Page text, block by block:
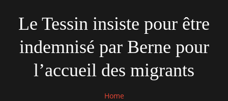
Le Tessin insiste pour être
indemnisé par Berne pour
l’accueil des migrants
Home